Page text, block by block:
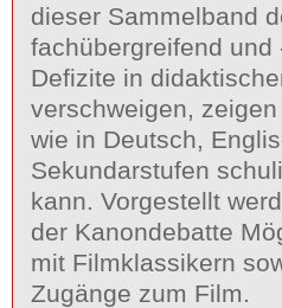
dieser Sammelband
fachübergreifend und
Defizite in
verschweigen,
wie in Deutsch,
Sekundarstufen
kann. Vorgestellt
der Kanondebatte
mit Filmklassikern
Zugänge zum Film.